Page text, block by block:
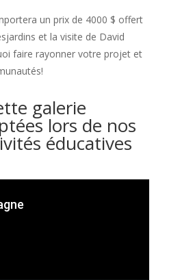
un prix de 4000 $ offert
et la visite de David
faire rayonner votre projet et
galerie
lors de nos
éducatives